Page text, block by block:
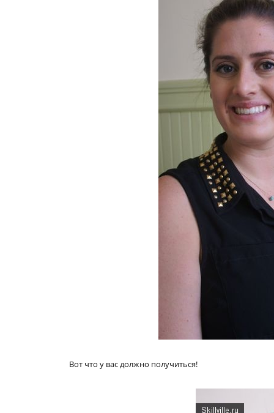
Вот что у вас должно получиться!